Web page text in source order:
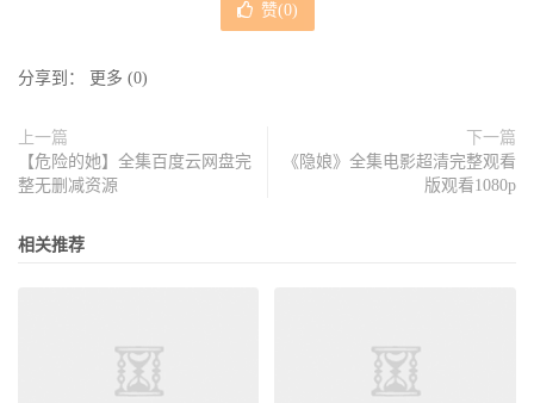
赞(0)
分享到： 更多 (0)
上一篇
【危险的她】全集百度云网盘完
整无删减资源
下一篇
《隐娘》全集电影超清完整观看
版观看1080p
相关推荐